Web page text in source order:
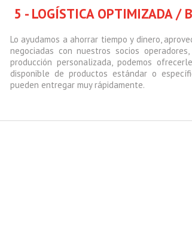
5 - LOGÍSTICA OPTIMIZADA /
Lo ayudamos a ahorrar tiempo y dinero,
negociadas con nuestros socios
producción personalizada, podemos
disponible de productos estándar o
pueden entregar muy rápidamente.